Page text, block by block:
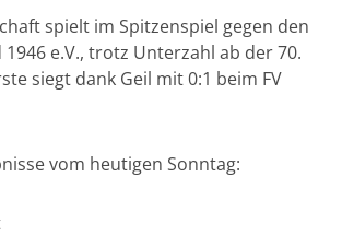
spielt im Spitzenspiel gegen den
1946 e.V., trotz Unterzahl ab der 70.
siegt dank Geil mit 0:1 beim FV
vom heutigen Sonntag: